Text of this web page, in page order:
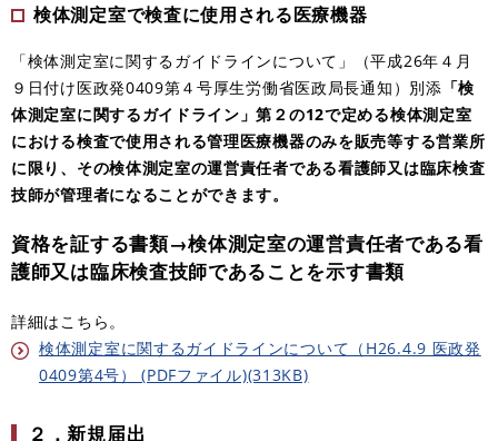
検体測定室で検査に使用される医療機器
「検体測定室に関するガイドラインについて」（平成26年４月
９日付け医政発0409第４号厚生労働省医政局長通知）別添 「検
体測定室に関するガイドライン」第２の12で定める検体測定室
における検査で使用される管理医療機器のみを販売等する営業所
に限り、その検体測定室の運営責任者である看護師又は臨床検査
技師が管理者になることができます。
資格を証する書類→検体測定室の運営責任者である看
護師又は臨床検査技師であることを示す書類
詳細はこちら。
検体測定室に関するガイドラインについて（H26.4.9 医政発
0409第4号） (PDFファイル)(313KB)
２．新規届出